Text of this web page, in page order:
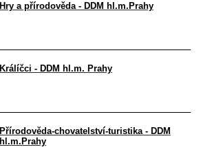
Hry a přírodověda - DDM hl.m.Prahy
Králíčci - DDM hl.m. Prahy
Přírodověda-chovatelství-turistika - DDM
hl.m.Prahy